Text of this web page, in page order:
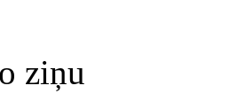
ziņu